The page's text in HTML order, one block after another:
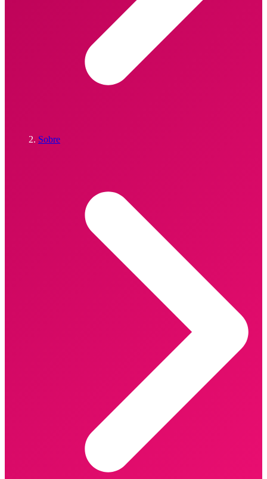
Sobre